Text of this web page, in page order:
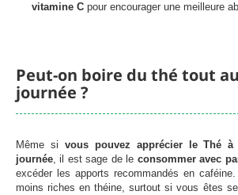
vitamine C pour encourager une meilleure
Peut-on boire du thé tout
journée ?
Même si vous pouvez apprécier le Thé
journée, il est sage de le consommer avec
excéder les apports recommandés en
moins riches en théine, surtout si vous êtes